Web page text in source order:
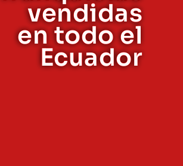
vendidas
en todo el
Ecuador